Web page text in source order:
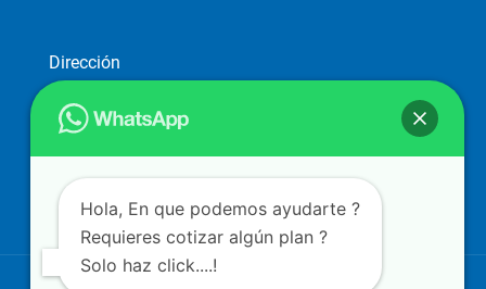
Dirección
Dirección: Ostia 2782-piso 1, Providencia 2a. Secc, 44648
Guadalajara, Jal.
Atención a clientes solo con previa cita
Hola, En que podemos ayudarte ?
Requieres cotizar algún plan ?
Solo haz click....!